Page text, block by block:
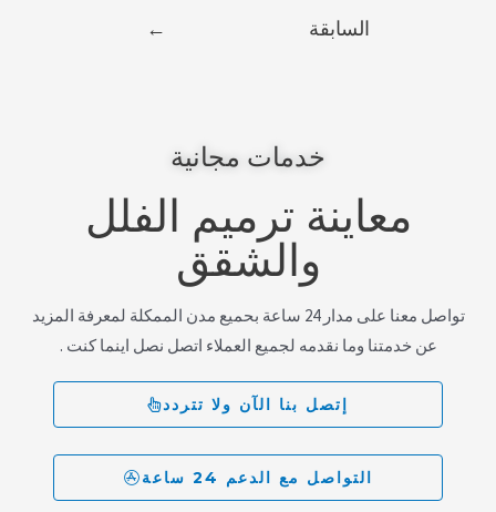
السابقة
←
خدمات مجانية
معاينة ترميم الفلل
والشقق
تواصل معنا على مدار 24 ساعة بحميع مدن الممكلة لمعرفة المزيد
عن خدمتنا وما نقدمه لجميع العملاء اتصل نصل اينما كنت .
إتصل بنا الآن ولا تتردد
التواصل مع الدعم 24 ساعة